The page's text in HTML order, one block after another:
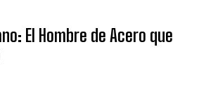
El Hombre de Acero que